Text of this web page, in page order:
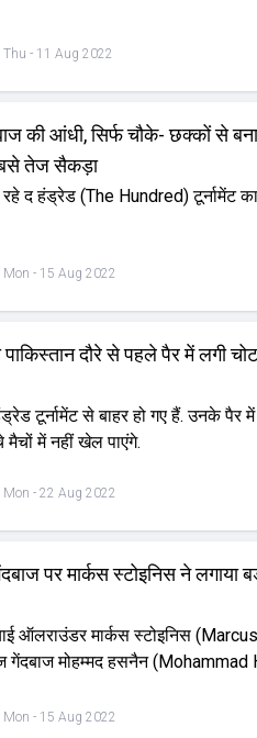
Thu - 11 Aug 2022
की आंधी, सिर्फ चौके- छक्कों से
तेज सैकड़ा
द हंड्रेड (The Hundred) टूर्नामेंट
Mon - 15 Aug 2022
दौरे से पहले पैर में लगी
टूर्नामेंट से बाहर हो गए हैं. उनके पैर
में नहीं खेल पाएंगे.
Mon - 22 Aug 2022
पर मार्कस स्टोइनिस ने लगाया
ऑलराउंडर मार्कस स्टोइनिस
गेंदबाज मोहम्मद हसनैन (Mohammad
Mon - 15 Aug 2022